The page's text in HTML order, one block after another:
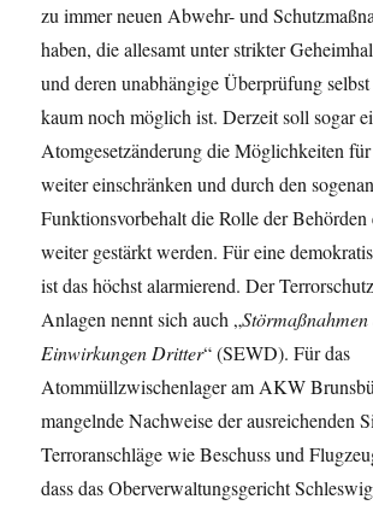
zu immer neuen Abwehr- und
haben, die allesamt unter strikter
und deren unabhängige Überprüfung
kaum noch möglich ist. Derzeit soll sogar
Atomgesetzänderung die Möglichkeiten
weiter einschränken und durch den
Funktionsvorbehalt die Rolle der
weiter gestärkt werden. Für eine
ist das höchst alarmierend. Der
Anlagen nennt sich auch „
Einwirkungen Dritter“ (SEWD). Für das
Atommüllzwischenlager am AKW
mangelnde Nachweise der ausreichenden
Terroranschläge wie Beschuss und
dass das Oberverwaltungsgericht